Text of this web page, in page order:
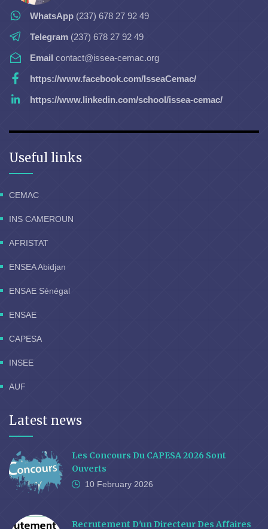
WhatsApp (237) 678 27 92 49
Telegram (237) 678 27 92 49
Email contact@issea-cemac.org
https://www.facebook.com/IsseaCemac/
https://www.linkedin.com/school/issea-cemac/
Useful links
CEMAC
INS CAMEROUN
AFRISTAT
ENSEA Abidjan
ENSAE Sénégal
ENSAE
CAPESA
INSEE
AUF
Latest news
Les Concours Du CAPESA 2026 Sont
Ouverts
10 February 2026
Recrutement D'un Directeur Des Affaires